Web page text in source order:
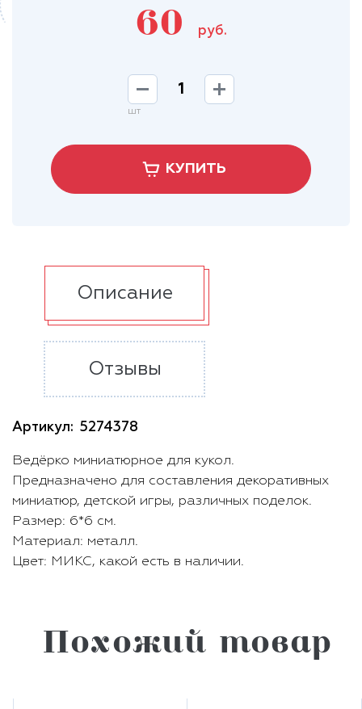
60 руб.
шт
КУПИТЬ
Описание
Отзывы
Артикул: 5274378
Ведёрко миниатюрное для кукол.
Предназначено для составления декоративных
миниатюр, детской игры, различных поделок.
Размер: 6*6 см.
Материал: металл.
Цвет: МИКС, какой есть в наличии.
Похожий товар